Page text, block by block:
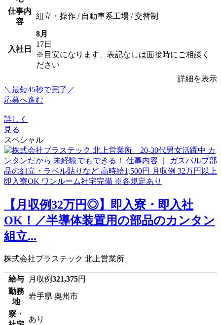
仕事内
容
組立・操作 / 自動車系工場 / 交替制
入社日
8月
17日
※目安になります、表記なしは面接時にご相談く
ださい
詳細を表示
＼最短45秒で完了／
応募へ進む
詳しく
見る
スペシャル
【月収例32万円◎】即入寮・即入社
OK！／半導体装置用の部品のカンタン
組立...
株式会社ブラステック 北上営業所
給与 月収例321,375円
勤務
地
岩手県 奥州市
寮・
あり